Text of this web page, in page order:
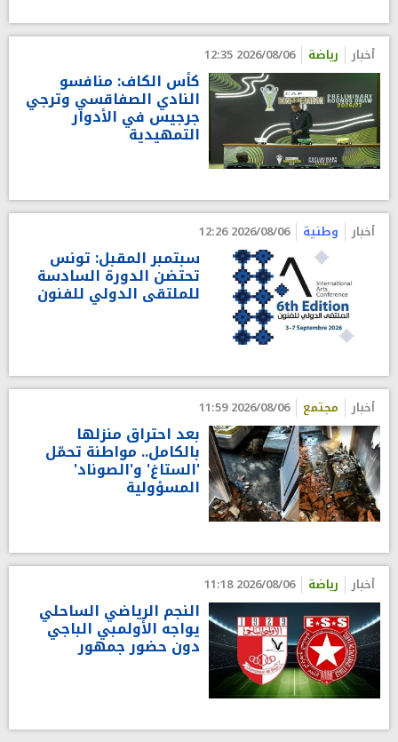
أخبار رياضة 2026/08/06 12:35
كأس الكاف: منافسو
النادي الصفاقسي وترجي
جرجيس في الأدوار
التمهيدية
أخبار وطنية 2026/08/06 12:26
سبتمبر المقبل: تونس
تحتضن الدورة السادسة
للملتقى الدولي للفنون
أخبار مجتمع 2026/08/06 11:59
بعد احتراق منزلها
بالكامل.. مواطنة تحمّل
'الستاغ' و'الصوناد'
المسؤولية
أخبار رياضة 2026/08/06 11:18
النجم الرياضي الساحلي
يواجه الأولمبي الباجي
دون حضور جمهور